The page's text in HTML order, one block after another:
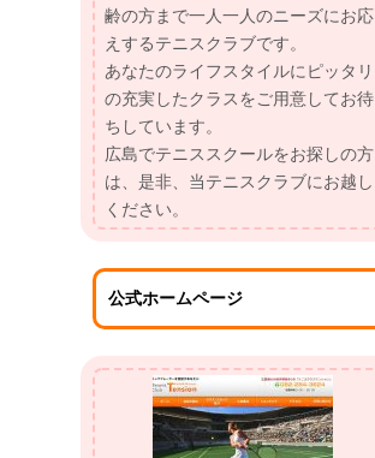
齢の方まで一人一人のニーズにお応
えするテニスクラブです。
あなたのライフスタイルにピッタリ
の充実したクラスをご用意してお待
ちしています。
広島でテニススクールをお探しの方
は、是非、当テニスクラブにお越し
ください。
公式ホームページ